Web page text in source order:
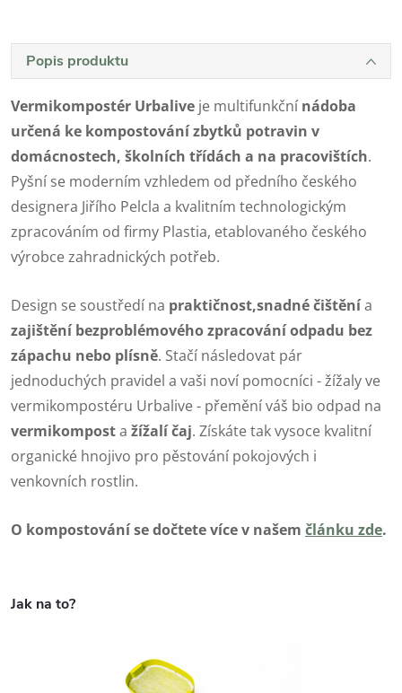
Popis produktu
Vermikompostér Urbalive je multifunkční nádoba
určená ke kompostování zbytků potravin v
domácnostech, školních třídách a na pracovištích.
Pyšní se moderním vzhledem od předního českého
designera Jiřího Pelcla a kvalitním technologickým
zpracováním od firmy Plastia, etablovaného českého
výrobce zahradnických potřeb.
Design se soustředí na praktičnost,snadné čištěnía
zajištění bezproblémového zpracování odpadu bez
zápachu nebo plísně. Stačí následovat pár
jednoduchých pravidel a vaši noví pomocníci - žížaly ve
vermikompostéru Urbalive - přemění váš bio odpad na
vermikomposta žížalí čaj. Získáte tak vysoce kvalitní
organické hnojivo pro pěstování pokojových i
venkovních rostlin.
O kompostování se dočtete více v našem článku zde.
Jak na to?